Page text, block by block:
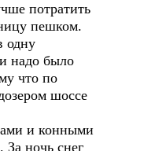
потратить
пешком.
одну
надо было
что по
шоссе
и конными
За ночь снег